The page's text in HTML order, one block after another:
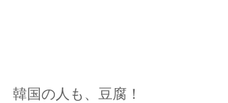
韓国の人も、豆腐！